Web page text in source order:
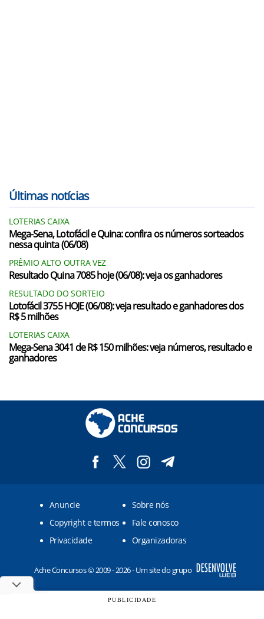
Últimas notícias
LOTERIAS CAIXA
Mega-Sena, Lotofácil e Quina: confira os números sorteados
nessa quinta (06/08)
PRÊMIO ALTO OUTRA VEZ
Resultado Quina 7085 hoje (06/08): veja os ganhadores
RESULTADO DO SORTEIO
Lotofácil 3755 HOJE (06/08): veja resultado e ganhadores dos
R$ 5 milhões
LOTERIAS CAIXA
Mega-Sena 3041 de R$ 150 milhões: veja números, resultado e
ganhadores
Anuncie
Sobre nós
Copyright e termos
Fale conosco
Privacidade
Organizadoras
Ache Concursos © 2009 - 2026 - Um site do grupo
PUBLICIDADE